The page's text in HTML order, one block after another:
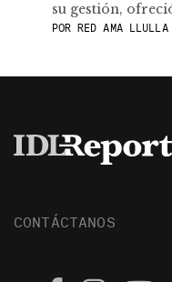
su gestión,
PORRED AMA LLULLA
CONTÁCTANOS